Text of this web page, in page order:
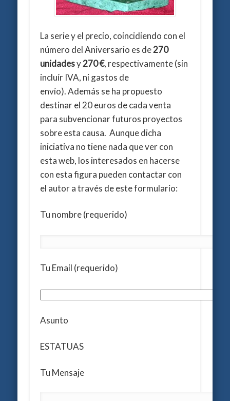
La serie y el precio, coincidiendo con el
número del Aniversario es de270
unidadesy270 €, respectivamente (sin
incluír IVA, ni gastos de
envío). Además se ha propuesto
destinar el 20 euros de cada venta
para subvencionar futuros proyectos
sobre esta causa. Aunque dicha
iniciativa no tiene nada que ver con
esta web, los interesados en hacerse
con esta figura pueden contactar con
el autor a través de este formulario:
Tu nombre (requerido)
Tu Email (requerido)
Asunto
ESTATUAS
Tu Mensaje